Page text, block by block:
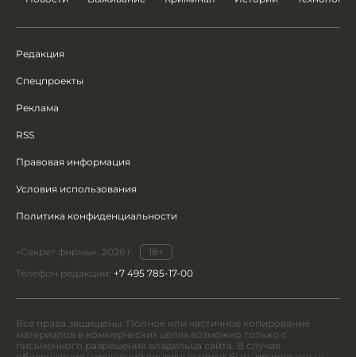
Редакция
Спецпроекты
Реклама
RSS
Правовая информация
Условия использования
Политика конфиденциальности
«Секрет фирмы», 2026 г.
18+
Телефон редакции: +7 495 785-17-00
Все права защищены. Полное или частичное копирование
материалов в коммерческих целях возможно только с
письменного разрешения владельца сайта. В случае